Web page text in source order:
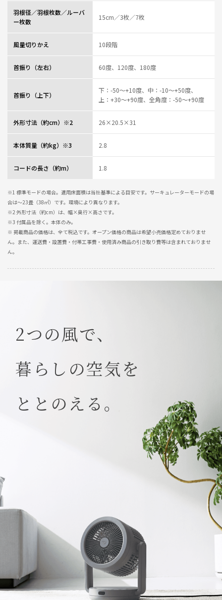
0人が参考になっ
レビュー一覧
羽根径／羽根枚数／ルーバ
ー枚数
15cm／3枚／7枚
風量切りかえ 10段階
首振り（左右） 60度、120度、180度
首振り（上下）
下：-50～+10度、中：-10～+50度、
上：+30～+90度、全角度：-50～+90度
外形寸法（約cm）※2 26×20.5×31
本体質量（約kg）※3 2.8
コードの長さ（約m） 1.8
※1 標準モードの場合。適用床面積は当社基準による目安です。サーキュレーターモードの場
合は～23畳（38㎡）です。環境により異なります。
※2 外形寸法（約cm）は、幅×奥行×高さです。
※3 付属品を除く。本体のみ。
※ 掲載商品の価格は、全て税込です。オープン価格の商品は希望小売価格定めておりませ
ん。また、運送費・設置費・付帯工事費・使用済み商品の引き取り費等は含まれておりませ
ん。
2つの風で、
暮らしの空気を
ととのえる。